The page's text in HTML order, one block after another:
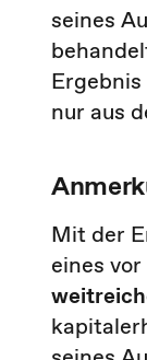
seines
nur aus
Mit der
eines